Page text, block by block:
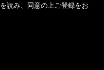
を読み、同意の上ご登録をお